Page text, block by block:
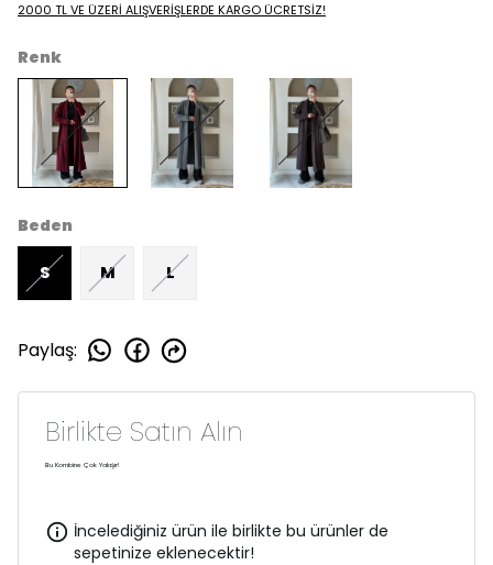
2000 TL VE ÜZERİ ALIŞVERİŞLERDE KARGO ÜCRETSİZ!
Renk
Beden
S M L
Paylaş:
Birlikte Satın Alın
Bu Kombine Çok Yakışır!
İncelediğiniz ürün ile birlikte bu ürünler de
sepetinize eklenecektir!